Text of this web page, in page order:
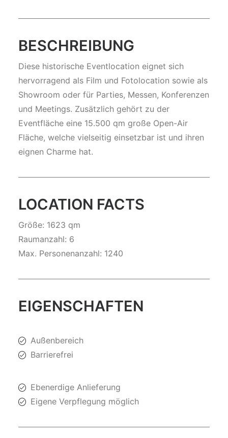
BESCHREIBUNG
Diese historische Eventlocation eignet sich
hervorragend als Film und Fotolocation sowie als
Showroom oder für Parties, Messen, Konferenzen
und Meetings. Zusätzlich gehört zu der
Eventfläche eine 15.500 qm große Open-Air
Fläche, welche vielseitig einsetzbar ist und ihren
eignen Charme hat.
LOCATION FACTS
Größe: 1623 qm
Raumanzahl: 6
Max. Personenanzahl: 1240
EIGENSCHAFTEN
Außenbereich
Barrierefrei
Ebenerdige Anlieferung
Eigene Verpflegung möglich